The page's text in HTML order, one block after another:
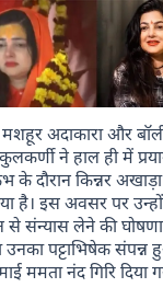
अदाकारा और
ने हाल ही में
के दौरान किन्नर
है। इस अवसर पर
से संन्यास लेने की
उनका पट्टाभिषेक संपन्न
ममता नंद गिरि दिया